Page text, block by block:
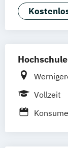
E-
Luxury
Hotel-
Vollzeit